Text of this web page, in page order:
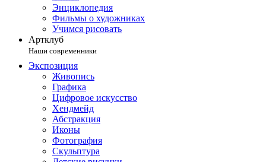
Энциклопедия
Фильмы о художниках
Учимся рисовать
Артклуб
Наши современники
Экспозиция
Живопись
Графика
Цифровое искусство
Хендмейд
Абстракция
Иконы
Фотография
Скульптура